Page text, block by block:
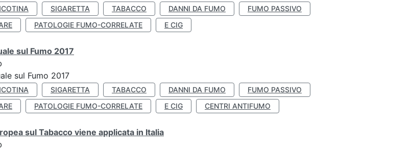
SIGARETTA TABACCO DANNI DA FUMO
FUMO PASSIVO
PATOLOGIE FUMO-CORRELATE E CIG
sul Fumo 2017
sul Fumo 2017
SIGARETTA TABACCO DANNI DA FUMO
FUMO PASSIVO
PATOLOGIE FUMO-CORRELATE E CIG CENTRI ANTIFUMO
sul Tabacco viene applicata in Italia